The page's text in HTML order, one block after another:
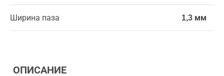
Ширина паза 1,3 мм
ОПИСАНИЕ